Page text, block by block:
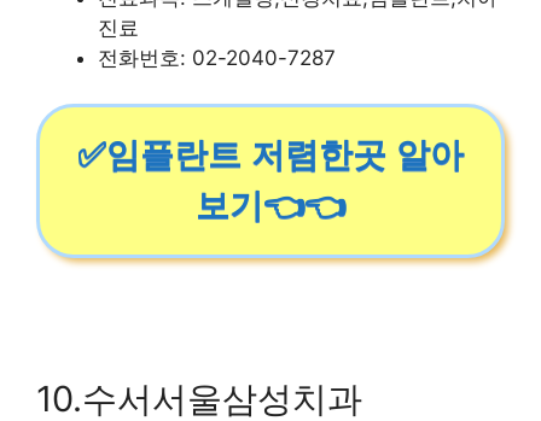
진료
전화번호: 02-2040-7287
✅임플란트 저렴한곳 알아
보기👈👈
10.수서서울삼성치과